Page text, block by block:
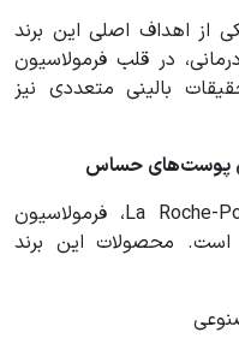
از اهداف اصلی این برند
در قلب فرمولاسیون
بالینی متعددی نیز
پوست‌های حساس
یکی دیگر از نقاط قوت برند La Roche-Posay، فرمولاسیون
است. محصولات این برند